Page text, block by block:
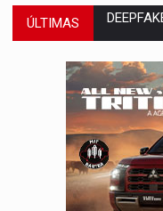
ÚLTIMAS